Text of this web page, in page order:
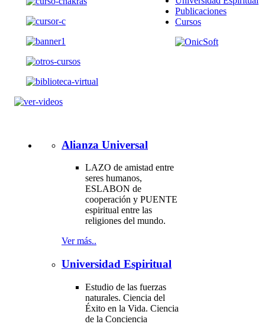
Alianza Universal
LAZO de amistad entre
seres humanos,
ESLABON de
cooperación y PUENTE
espiritual entre las
religiones del mundo.
Ver más..
Universidad Espiritual
Estudio de las fuerzas
naturales. Ciencia del
Éxito en la Vida. Ciencia
de la Conciencia
Publicaciones
Cursos